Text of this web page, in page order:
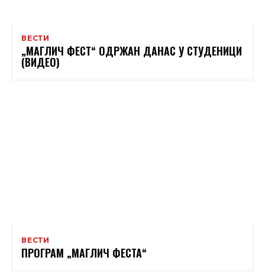
ВЕСТИ
„МАГЛИЧ ФЕСТ“ ОДРЖАН ДАНАС У СТУДЕНИЦИ
(ВИДЕО)
ВЕСТИ
ПРОГРАМ „МАГЛИЧ ФЕСТА“